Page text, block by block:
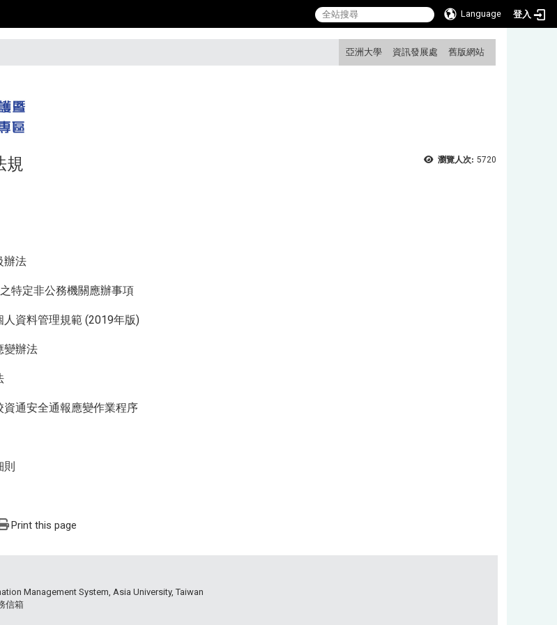
Language 登入
亞洲大學 資訊發展處 舊版網站
瀏覽人次: 5720
規
辦法
特定非公務機關應辦事項
資料管理規範 (2019年版)
變辦法
通安全通報應變作業程序
則
Print this page
Management System, Asia University, Taiwan
信箱